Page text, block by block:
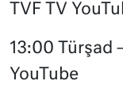
TVF TV
13:00 Türşad
YouTube